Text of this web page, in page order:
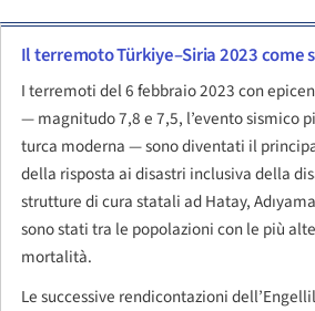
Il terremoto Türkiye–Siria 2023 come
I terremoti del 6 febbraio 2023 con
— magnitudo 7,8 e 7,5, l’evento sismico
turca moderna — sono diventati il
della risposta ai disastri inclusiva della
strutture di cura statali ad Hatay,
sono stati tra le popolazioni con le più
mortalità.
Le successive rendicontazioni